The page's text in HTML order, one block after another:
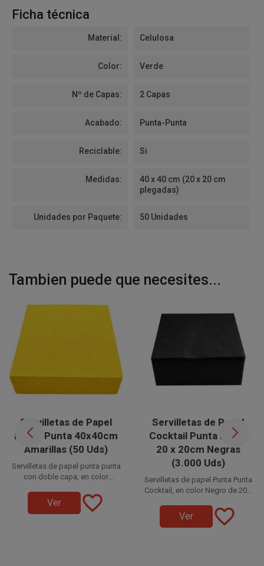
Ficha técnica
Material: Celulosa
Color: Verde
Nº de Capas: 2 Capas
Acabado: Punta-Punta
Reciclable: Si
Medidas:
40 x 40 cm (20 x 20 cm
plegadas)
Unidades por Paquete: 50 Unidades
Tambien puede que necesites...
Servilletas de Papel
Punta Punta 40x40cm
Amarillas (50 Uds)
Servilletas de papel punta punta
con doble capa, en color
plegadas). Ideales para
Hostelería, Degustaciones,
Disponible a la venta en
paquetes de 50 unidades.
Ver favorite_border
Servilletas de Papel
Cocktail Punta Punta
20 x 20cm Negras
(3.000 Uds)
Servilletas de papel Punta Punta
Cocktail, en color Negro de 20 x
Ideales para Degustaciones,
Catering, Fiestas, Restaurantes,
Disponible a la venta en cajas
de 3.000 unidades, distribuidas
en 30 paquetes de 100
Ver favorite_border